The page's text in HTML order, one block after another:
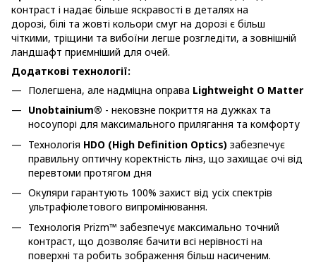
контраст і надає більше яскравості в деталях на
дорозі, білі та жовті кольори смуг на дорозі є більш
чіткими, тріщини та вибоїни легше розгледіти, а зовнішній
ландшафт приємніший для очей.
Додаткові технології:
Полегшена, але надміцна оправа Lightweight O Matter
Unobtainium® - нековзне покриття на дужках та
носоупорі для максимального прилягання та комфорту
Технологія HDO (High Definition Optics) забезпечує
правильну оптичну коректність лінз, що захищає очі від
перевтоми протягом дня
Окуляри гарантують 100% захист від усіх спектрів
ультрафіолетового випромінювання.
Технологія Prizm™ забезпечує максимально точний
контраст, що дозволяє бачити всі нерівності на
поверхні та робить зображення більш насиченим.